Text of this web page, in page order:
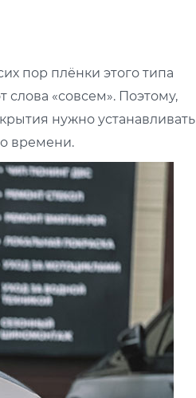
пор плёнки этого типа
слова «совсем». Поэтому,
нужно устанавливать
времени.